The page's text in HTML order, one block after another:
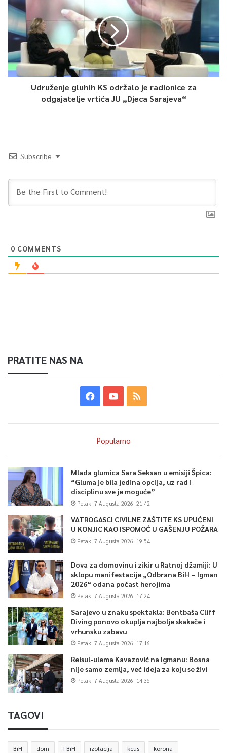
Udruženje gluhih KS održalo je radionice za
odgajatelje vrtića JU „Djeca Sarajeva“
Subscribe
0 COMMENTS
PRATITE NAS NA
Popularno
Mlada glumica Sara Seksan u emisiji Špica:
“Gluma je bila jedina opcija, uz rad i
disciplinu sve je moguće”
Petak, 7 Augusta 2026, 21:42
VATROGASCI CIVILNE ZAŠTITE KS UPUĆENI
U KONJIC KAO ISPOMOĆ U GAŠENJU POŽARA
Petak, 7 Augusta 2026, 19:54
Dova za domovinu i zikir u Ratnoj džamiji: U
sklopu manifestacije „Odbrana BiH – Igman
2026“ odana počast herojima
Petak, 7 Augusta 2026, 17:24
Sarajevo u znaku spektakla: Bentbaša Cliff
Diving ponovo okuplja najbolje skakače i
vrhunsku zabavu
Petak, 7 Augusta 2026, 17:16
Reisul-ulema Kavazović na Igmanu: Bosna
nije samo zemlja, već ideja za koju se živi
Petak, 7 Augusta 2026, 14:35
TAGOVI
BiH dom FBiH izolacija kcus korona